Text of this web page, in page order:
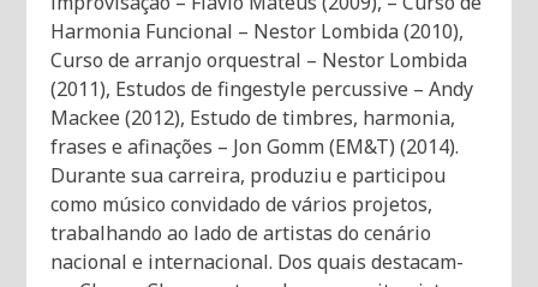
Harmonia Funcional – Nestor Lombida (2010),
Curso de arranjo orquestral – Nestor Lombida
(2011), Estudos de fingestyle percussive – Andy
Mackee (2012), Estudo de timbres, harmonia,
frases e afinações – Jon Gomm (EM&T) (2014).
Durante sua carreira, produziu e participou
como músico convidado de vários projetos,
trabalhando ao lado de artistas do cenário
nacional e internacional. Dos quais destacam-